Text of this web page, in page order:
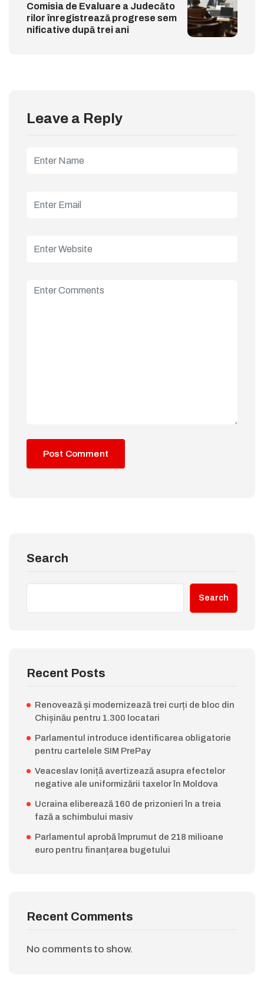
Comisia de Evaluare a Judecăto
rilor înregistrează progrese sem
nificative după trei ani
Leave a Reply
Search
Search
Recent Posts
Renovează și modernizează trei curți de bloc din
Chișinău pentru 1.300 locatari
Parlamentul introduce identificarea obligatorie
pentru cartelele SIM PrePay
Veaceslav Ioniță avertizează asupra efectelor
negative ale uniformizării taxelor în Moldova
Ucraina eliberează 160 de prizonieri în a treia
fază a schimbului masiv
Parlamentul aprobă împrumut de 218 milioane
euro pentru finanțarea bugetului
Recent Comments
No comments to show.